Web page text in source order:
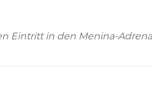
Eintritt in den Menina-